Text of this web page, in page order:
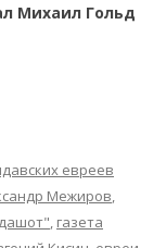
Михаил Гольд
евреев
Межиров,
, газета